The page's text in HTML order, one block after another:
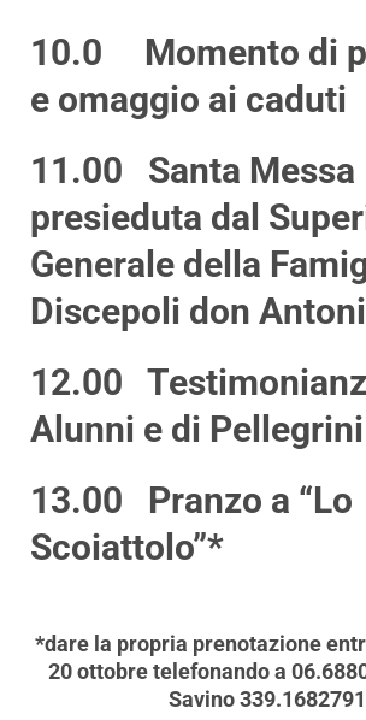
10.0 Momento di
e omaggio ai caduti
11.00 Santa Messa
presieduta dal
Generale della
Discepoli don
12.00
Alunni e di Pellegrini
13.00 Pranzo a “Lo
Scoiattolo”*
*dare la propria prenotazione
20 ottobre telefonando a
Savino 339.1682791